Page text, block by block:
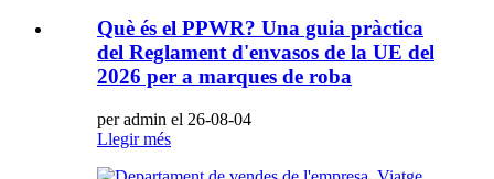
Què és el PPWR? Una guia pràctica
del Reglament d'envasos de la UE del
2026 per a marques de roba
per admin el 26-08-04
Llegir més